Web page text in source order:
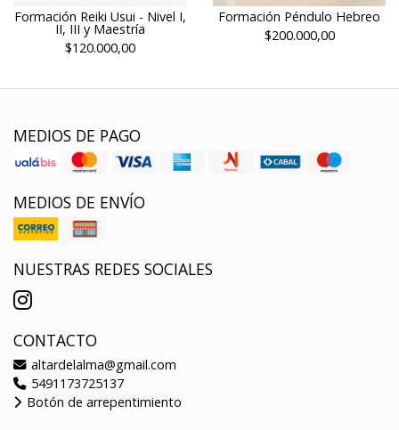
Formación Reiki Usui - Nivel I,
II, III y Maestría
$120.000,00
Formación Péndulo Hebreo
$200.000,00
MEDIOS DE PAGO
MEDIOS DE ENVÍO
NUESTRAS REDES SOCIALES
CONTACTO
altardelalma@gmail.com
5491173725137
Botón de arrepentimiento